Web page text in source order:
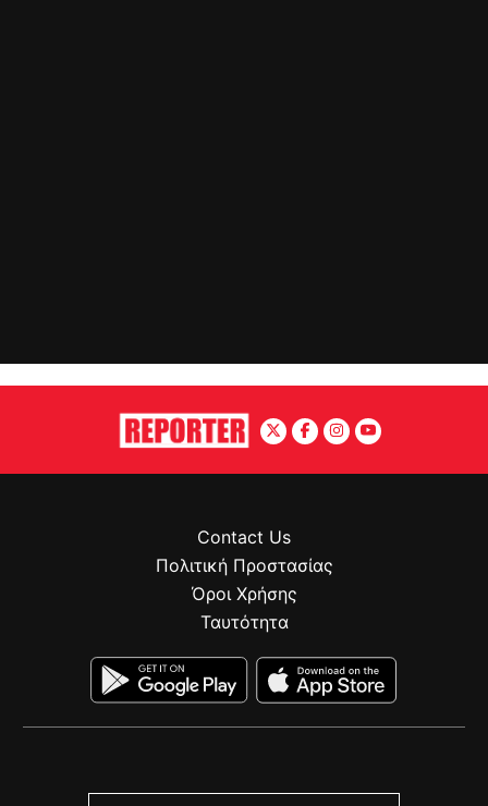
Contact Us
Πολιτική Προστασίας
Όροι Χρήσης
Ταυτότητα